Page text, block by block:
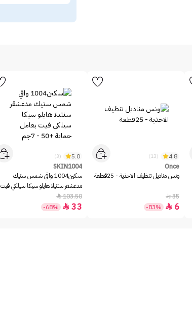
4.8
(13)
Once
ونس مناديل تنظيف الاحذية - 25قطعة
35

6

-83%
5.0
(3)
SKIN1004
سكين1004 واقي شمس ستيك
مدغشقر سنتيلا هايلو سيكا سيلكي فيت
بعامل حماية +50 - 7جم
103.50

33

-68%